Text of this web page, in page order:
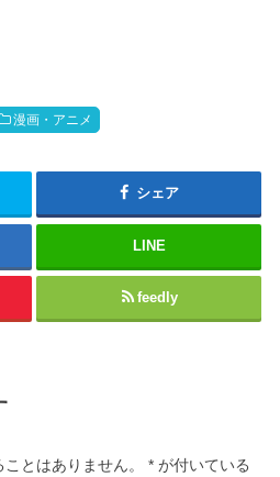
漫画・アニメ
シェア
LINE
feedly
とはありません。 * が付いている